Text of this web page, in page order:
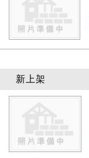
新上架